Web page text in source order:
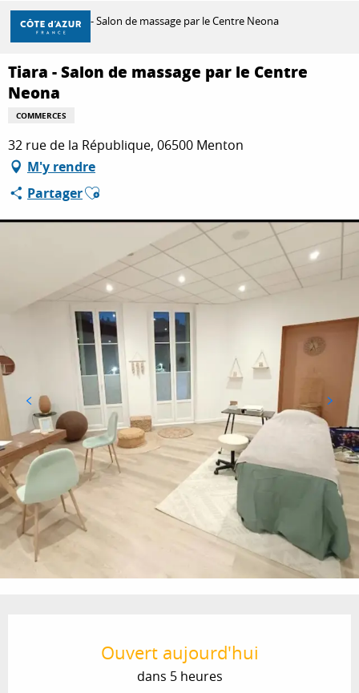
Aller
contenu
principal
DÉCOUVRIR
À FAIRE
SÉJOURNER
Accueil Tiara - Salon de massage par le Centre Neona
Tiara - Salon de massage par le Centre
Neona
COMMERCES
32 rue de la République, 06500 Menton
M'y rendre
PartagerAjouter aux favoris
Ouvert aujourd'hui
dans 5 heures